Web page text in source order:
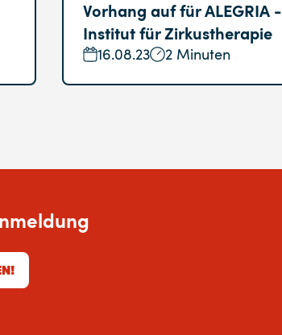
Vorhang auf für ALEGRIA -
Institut für Zirkustherapie
16.08.23 2 Minuten